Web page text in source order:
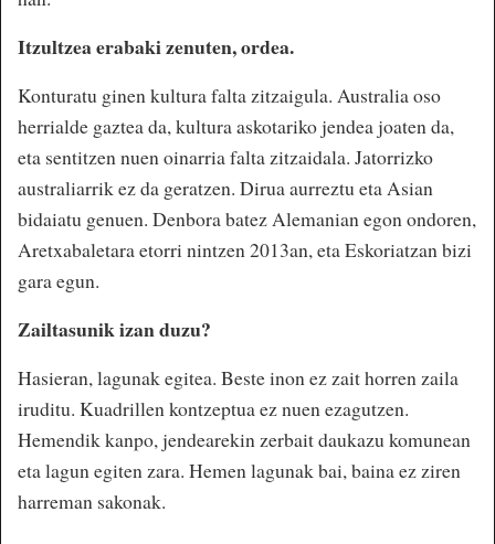
Itzultzea erabaki zenuten, ordea.
Konturatu ginen kultura falta zitzaigula. Australia oso
herrialde gaztea da, kultura askotariko jendea joaten da,
eta sentitzen nuen oinarria falta zitzaidala. Jatorrizko
australiarrik ez da geratzen. Dirua aurreztu eta Asian
bidaiatu genuen. Denbora batez Alemanian egon ondoren,
Aretxabaletara etorri nintzen 2013an, eta Eskoriatzan bizi
gara egun.
Zailtasunik izan duzu?
Hasieran, lagunak egitea. Beste inon ez zait horren zaila
iruditu. Kuadrillen kontzeptua ez nuen ezagutzen.
Hemendik kanpo, jendearekin zerbait daukazu komunean
eta lagun egiten zara. Hemen lagunak bai, baina ez ziren
harreman sakonak.